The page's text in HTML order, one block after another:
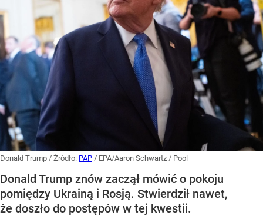
Donald Trump / Źródło: PAP / EPA/Aaron Schwartz / Pool
Donald Trump znów zaczął mówić o pokoju
pomiędzy Ukrainą i Rosją. Stwierdził nawet,
że doszło do postępów w tej kwestii.